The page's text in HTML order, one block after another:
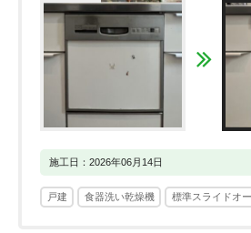
施工日：2026年06月14日
戸建 食器洗い乾燥機 標準スライドオ